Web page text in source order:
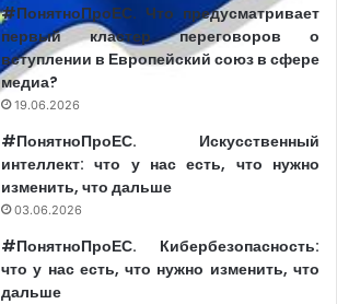
#ПонятноПроЕС. Что предусматривает
первый кластер переговоров о
вступлении в Европейский союз в сфере
медиа?
19.06.2026
#ПонятноПроЕС. Искусственный
интеллект: что у нас есть, что нужно
изменить, что дальше
03.06.2026
#ПонятноПроЕС. Кибербезопасность:
что у нас есть, что нужно изменить, что
дальше